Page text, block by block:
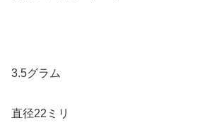
3.5グラム
直径22ミリ